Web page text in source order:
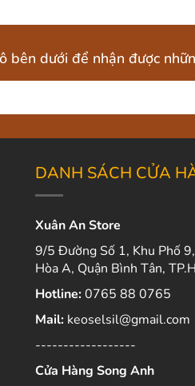
bên dưới để nhận được
DANH SÁCH CỬA
Xuân An Store
9/5 Đường Số 1, Khu Phố
Hòa A, Quận Bình Tân,
Hotline:0765 88 0765
Mail:keoselsil@gmail.com
------------------
Cửa Hàng Song Anh